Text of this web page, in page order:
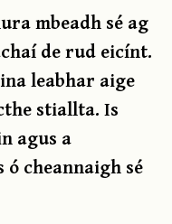
mbeadh sé ag
de rud eicínt.
leabhar aige
stiallta. Is
agus a
cheannaigh sé